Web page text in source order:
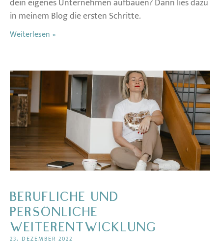
in meinem Blog die ersten Schritte.
Weiterlesen »
BERUFLICHE UND
PERSÖNLICHE
WEITERENTWICKLUNG
23. DEZEMBER 2022